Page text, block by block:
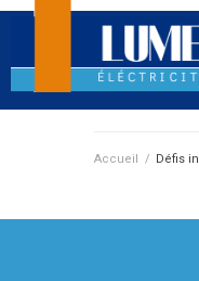
Accueil / Défis